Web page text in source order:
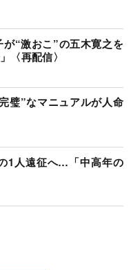
“激おこ”の五木寛之を
〈再配信〉
璧”なマニュアルが人命
1人遠征へ…「中高年の